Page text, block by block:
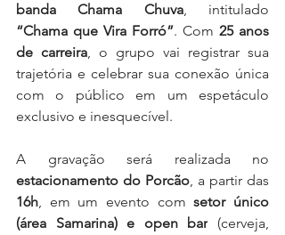
banda Chama Chuva
“Chama que Vira Forró”. Com 25 anos
de carreira, o grupo vai registrar sua
trajetória e celebrar sua conexão única
com o público em um espetáculo
exclusivo e inesquecível.
estacionamento do Porcão
16h, em um evento com setor único
(área Samarina) e open bar (cerveja,